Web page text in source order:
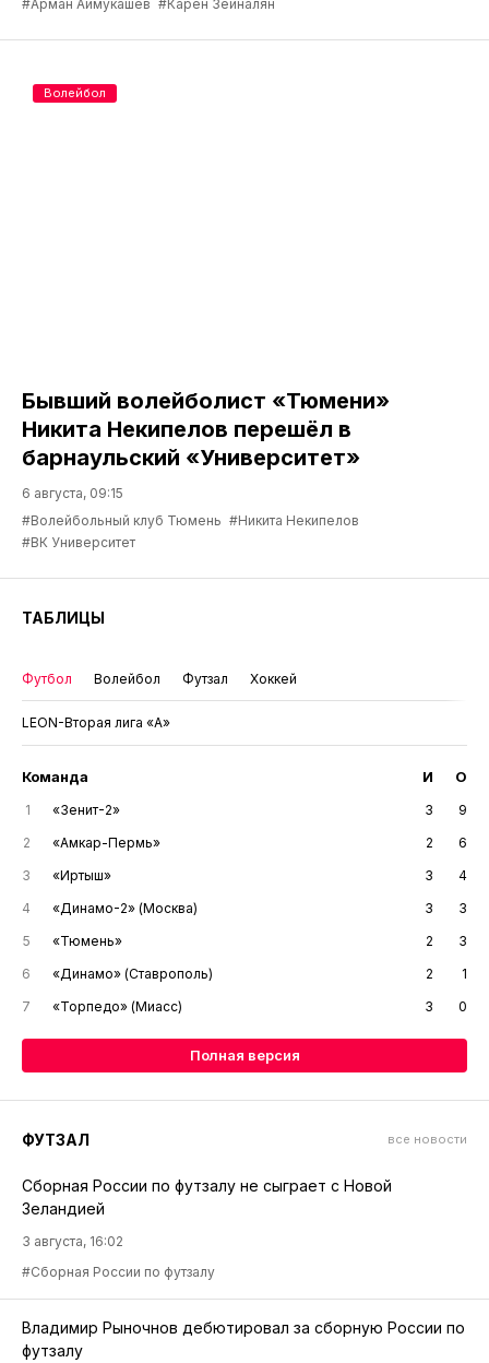
#Арман Аймукашев #Карен Зейналян
Бывший волейболист «Тюмени»
Никита Некипелов перешёл в
барнаульский «Университет»
6 августа, 09:15
#Волейбольный клуб Тюмень #Никита Некипелов
#ВК Университет
Волейбол
ТАБЛИЦЫ
Футбол Волейбол Футзал Хоккей
LEON-Вторая лига «А»
Команда И О
1 «Зенит-2» 3
9
2
«Амкар-Пермь» 2
6
3
«Иртыш» 3
4
4
«Динамо-2» (Москва) 3
3
5
«Тюмень» 2
3
6
«Динамо» (Ставрополь) 2
1
7
«Торпедо» (Миасс) 3 0
Полная версия
ФУТЗАЛ все новости
Сборная России по футзалу не сыграет с Новой
Зеландией
3 августа, 16:02
#Сборная России по футзалу
Владимир Рыночнов дебютировал за сборную России по
футзалу